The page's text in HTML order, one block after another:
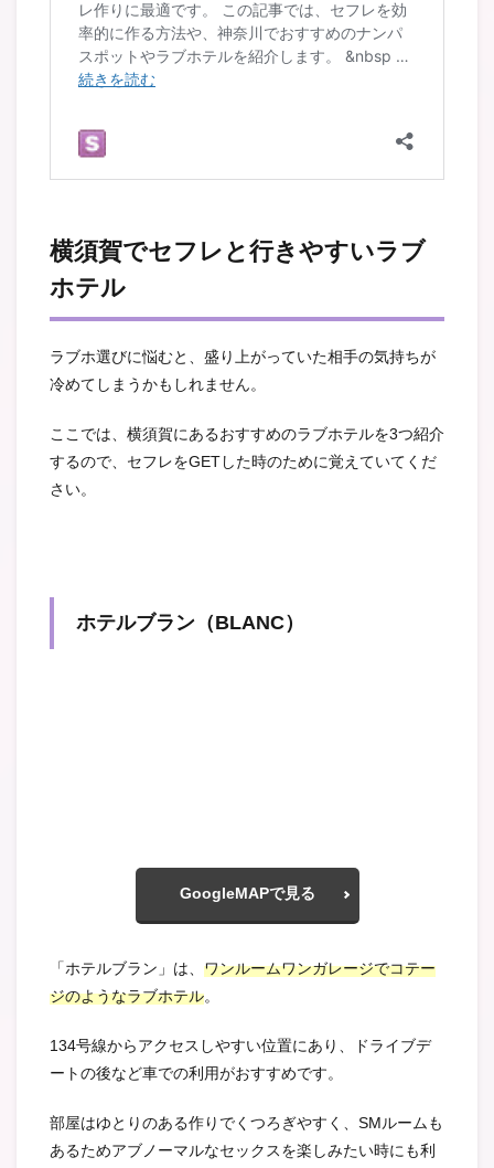
横須賀でセフレと行きやすいラブ
ホテル
ラブホ選びに悩むと、盛り上がっていた相手の気持ちが
冷めてしまうかもしれません。
ここでは、横須賀にあるおすすめのラブホテルを3つ紹介
するので、セフレをGETした時のために覚えていてくだ
さい。
ホテルブラン（BLANC）
GoogleMAPで見る
「ホテルブラン」は、 ワンルームワンガレージでコテー
ジのようなラブホテル。
134号線からアクセスしやすい位置にあり、ドライブデ
ートの後など車での利用がおすすめです。
部屋はゆとりのある作りでくつろぎやすく、SMルームも
あるためアブノーマルなセックスを楽しみたい時にも利